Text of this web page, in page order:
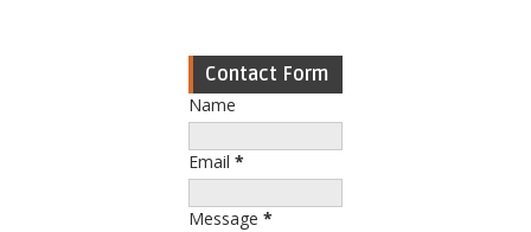
Contact Form
Name
Email *
Message *